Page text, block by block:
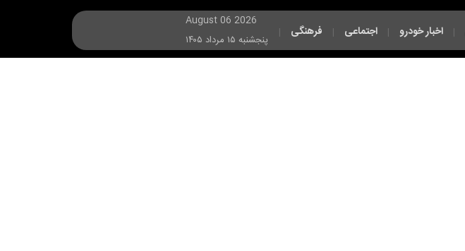
| اخبار خودرو | اجتماعی | فرهنگی |
August 06 2026
پنجشنبه ۱۵ مرداد ۱۴۰۵